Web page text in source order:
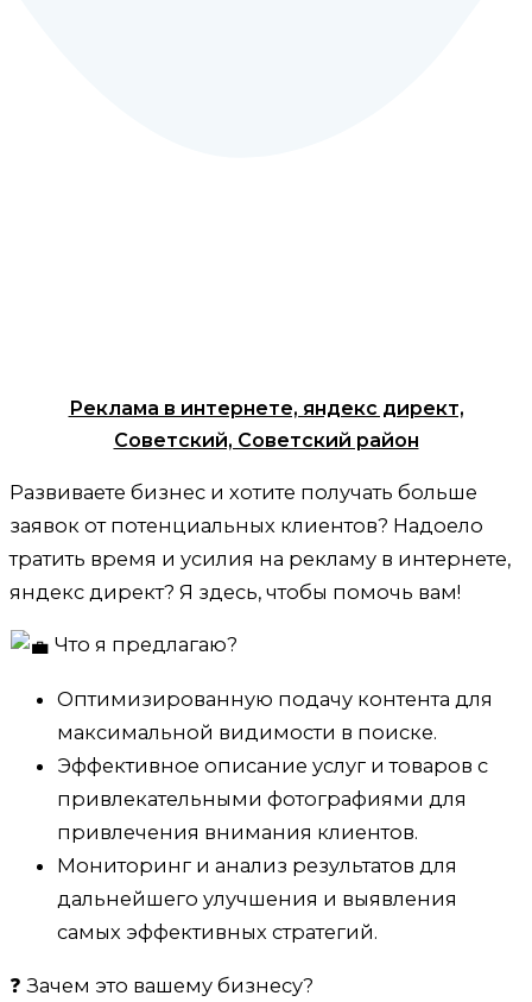
Реклама в интернете, яндекс директ,
Советский, Советский район
Развиваете бизнес и хотите получать больше
заявок от потенциальных клиентов? Надоело
тратить время и усилия на рекламу в интернете,
яндекс директ? Я здесь, чтобы помочь вам!
Что я предлагаю?
Оптимизированную подачу контента для
максимальной видимости в поиске.
Эффективное описание услуг и товаров с
привлекательными фотографиями для
привлечения внимания клиентов.
Мониторинг и анализ результатов для
дальнейшего улучшения и выявления
самых эффективных стратегий.
❓ Зачем это вашему бизнесу?